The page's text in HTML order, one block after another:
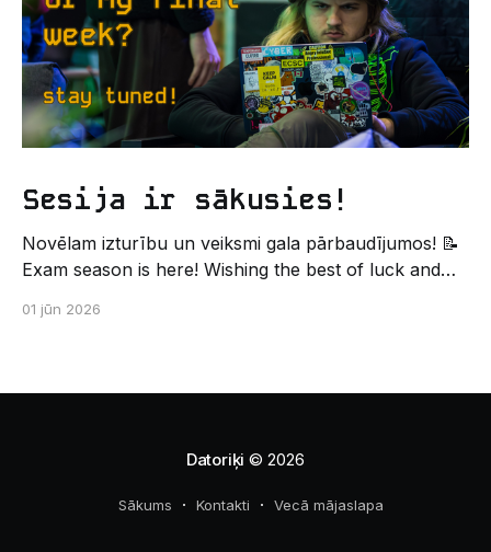
Sesija ir sākusies!
Novēlam izturību un veiksmi gala pārbaudījumos! 📝
Exam season is here! Wishing the best of luck and
pašpārvaldes komunikācijas virziens
01 jūn 2026
Datoriķi © 2026
Sākums Kontakti Vecā mājaslapa